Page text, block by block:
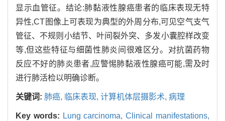
显示血管征。结论:肺黏液性腺癌患者的临床表现无特
异性,CT图像上可表现为典型的外周分布,可见空气支气
管征、不规则小结节、叶间裂外突、多发小囊腔样改变
等,但这些特征与细菌性肺炎间很难区分。对抗菌药物
反应不好的肺炎患者,应警惕肺黏液性腺癌可能,需及时
进行肺活检以明确诊断。
关键词: 肺癌, 临床表现, 计算机体层摄影术, 病理
Key words: Lung carcinoma,Clinical manifestations,